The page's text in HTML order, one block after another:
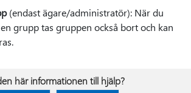
(endast ägare/administratör): När du
grupp tas gruppen också bort och kan
här informationen till hjälp?